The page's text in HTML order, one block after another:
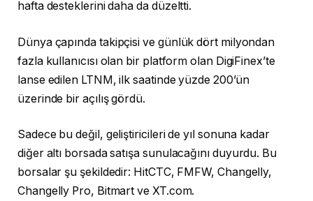
hafta desteklerini daha da düzeltti.
Dünya çapında takipçisi ve günlük dört milyondan
fazla kullanıcısı olan bir platform olan DigiFinex’te
lanse edilen LTNM, ilk saatinde yüzde 200’ün
üzerinde bir açılış gördü.
Sadece bu değil, geliştiricileri de yıl sonuna kadar
diğer altı borsada satışa sunulacağını duyurdu. Bu
borsalar şu şekildedir: HitCTC, FMFW, Changelly,
Changelly Pro, Bitmart ve XT.com.